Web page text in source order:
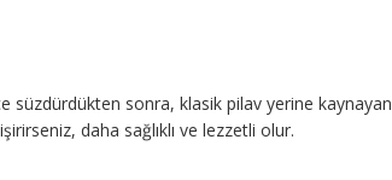
süzdürdükten sonra, klasik pilav yerine kaynayan
daha sağlıklı ve lezzetli olur.